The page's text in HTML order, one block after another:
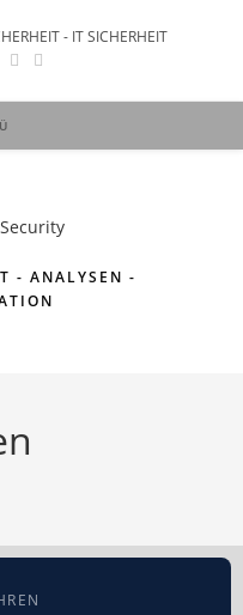
- IT SICHERHEIT
- ANALYSEN -